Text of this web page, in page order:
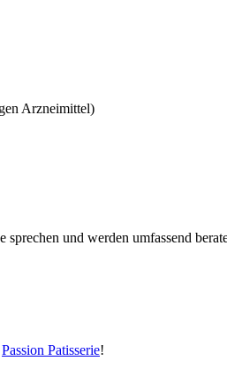
Arzneimittel)
und werden umfassend
Passion Patisserie!